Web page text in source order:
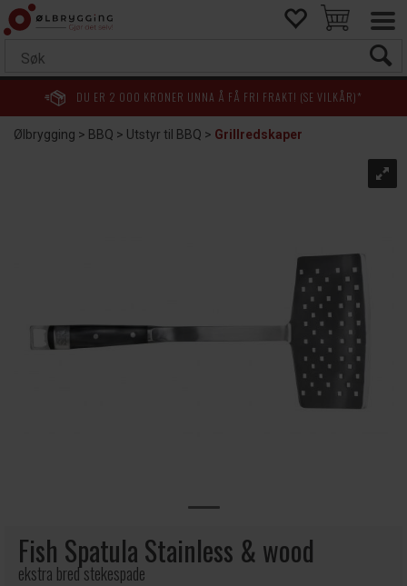
DU ER 2 000 KRONER UNNA Å FÅ FRI FRAKT! (SE VILKÅR)*
Ølbrygging>BBQ>Utstyr til BBQ>Grillredskaper
Fish Spatula Stainless & wood
ekstra bred stekespade